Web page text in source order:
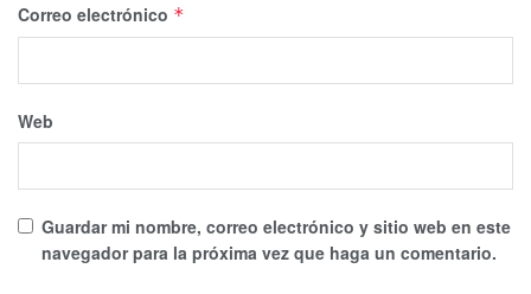
Correo electrónico *
Web
Guardar mi nombre, correo electrónico y sitio web en este
navegador para la próxima vez que haga un comentario.